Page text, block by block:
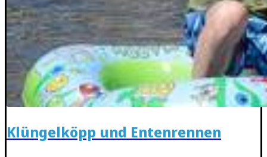
Klüngelköpp und Entenrennen